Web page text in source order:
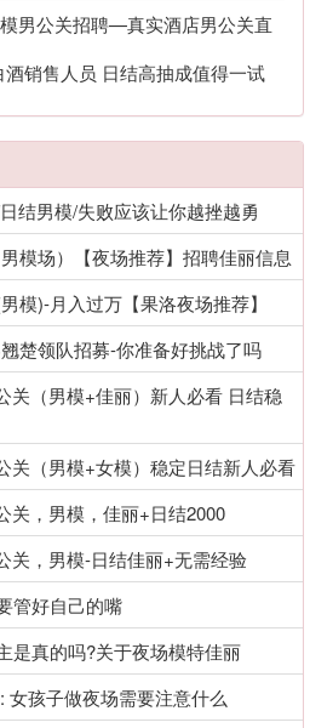
男公关招聘—真实酒店男公关直
销售人员 日结高抽成值得一试
结男模/失败应该让你越挫越勇
模场）【夜场推荐】招聘佳丽信息
模)-月入过万【果洛夜场推荐】
楚领队招募-你准备好挑战了吗
关（男模+佳丽）新人必看 日结稳
关（男模+女模）稳定日结新人必看
关，男模，佳丽+日结2000
关，男模-日结佳丽+无需经验
管好自己的嘴
是真的吗?关于夜场模特佳丽
女孩子做夜场需要注意什么